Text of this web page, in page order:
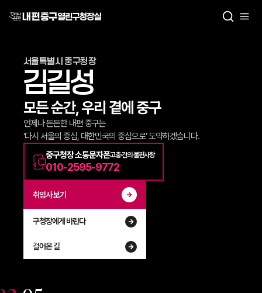
열린구청장실
서울특별시 중구청장
김길성
모든 순간, 우리 곁에 중구
언제나 든든한 내편 중구는
‘다시 서울의 중심, 대한민국의 중심으로’ 도약하겠습니다.
중구청장 소통문자폰고충·건의·불편사항
010-2595-9772
취임사 보기
구청장에게 바란다
걸어온 길